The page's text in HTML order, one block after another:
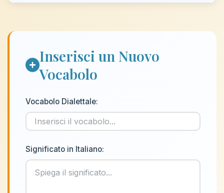
Inserisci un Nuovo
Vocabolo
Vocabolo Dialettale:
Significato in Italiano: